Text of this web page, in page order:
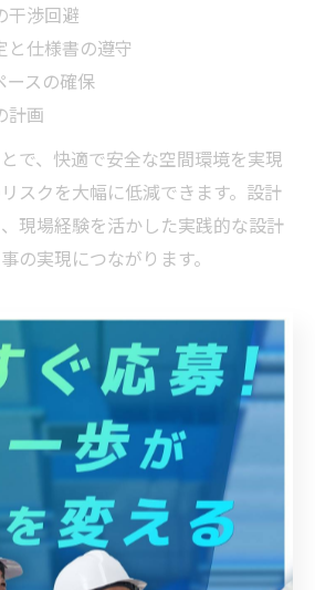
干渉回避
と仕様書の遵守
ースの確保
計画
で、快適で安全な空間環境を実現
スクを大幅に低減できます。設計
現場経験を活かした実践的な設計
の実現につながります。
ぐためのダクト工事ポイ
防止の実践チェック法
でミスを防ぐには、現場経験に基
の活用が効果的です。設計図面の